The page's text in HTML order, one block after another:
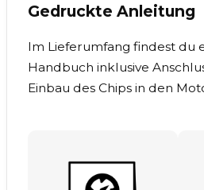
Gedruckte Anleitung
Im Lieferumfang findest du
Handbuch inklusive
Einbau des Chips in den